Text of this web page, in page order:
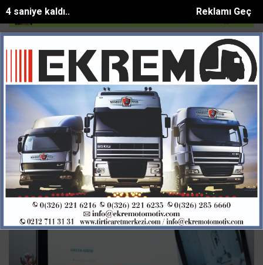
Reklamı Geç
3 saniye kaldı..
SON DAKİKA:
HBBden çocuklara bilim ve eğlence dolu yaz et... Çukurova
Kavvasoglu Haberleri